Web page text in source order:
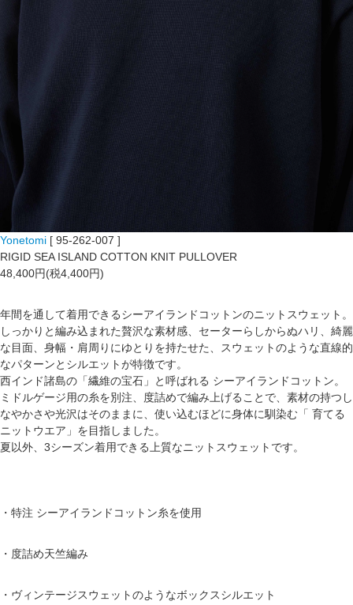
Yonetomi [ 95-262-007 ]
RIGID SEA ISLAND COTTON KNIT PULLOVER
48,400円(税4,400円)
年間を通して着用できるシーアイランドコットンのニットスウェット。
しっかりと編み込まれた贅沢な素材感、セーターらしからぬハリ、綺麗
な目面、身幅・肩周りにゆとりを持たせた、スウェットのような直線的
なパターンとシルエットが特徴です。
西インド諸島の「繊維の宝石」と呼ばれる シーアイランドコットン。
ミドルゲージ用の糸を別注、度詰めで編み上げることで、素材の持つし
なやかさや光沢はそのままに、使い込むほどに身体に馴染む「 育てる
ニットウエア」を目指しました。
夏以外、3シーズン着用できる上質なニットスウェットです。
・特注 シーアイランドコットン糸を使用
・度詰め天竺編み
・ヴィンテージスウェットのようなボックスシルエット